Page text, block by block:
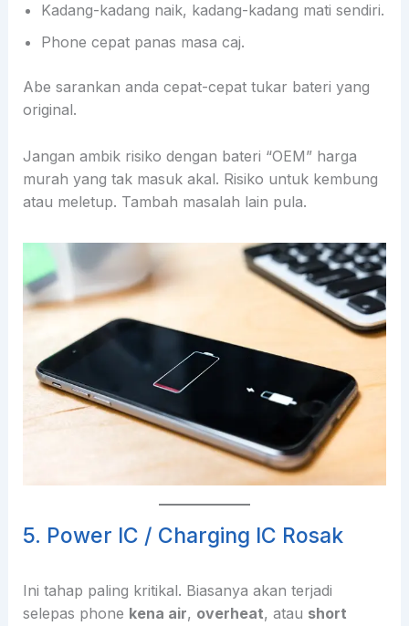
Kadang-kadang naik, kadang-kadang mati sendiri.
Phone cepat panas masa caj.
Abe sarankan anda cepat-cepat tukar bateri yang
original.
Jangan ambik risiko dengan bateri “OEM” harga
murah yang tak masuk akal. Risiko untuk kembung
atau meletup. Tambah masalah lain pula.
5. Power IC / Charging IC Rosak
Ini tahap paling kritikal. Biasanya akan terjadi
selepas phone kena air, overheat, atau short